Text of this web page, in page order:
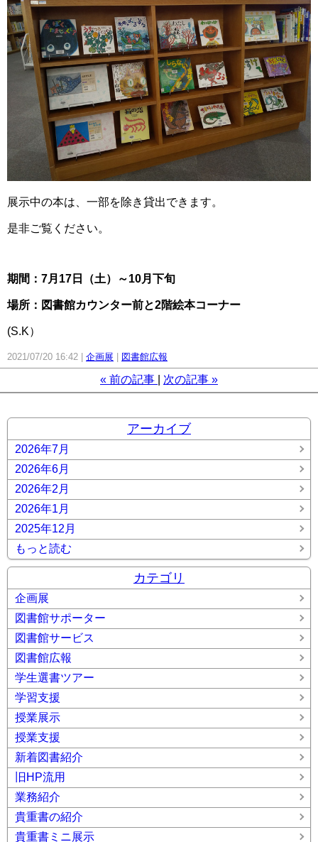
展示中の本は、一部を除き貸出できます。
是非ご覧ください。
期間：7月17日（土）～10月下旬
場所：図書館カウンター前と2階絵本コーナー
(S.K）
2021/07/20 16:42 企画展 図書館広報
« 前の記事 次の記事 »
アーカイブ
2026年7月
2026年6月
2026年2月
2026年1月
2025年12月
もっと読む
カテゴリ
企画展
図書館サポーター
図書館サービス
図書館広報
学生選書ツアー
学習支援
授業展示
授業支援
新着図書紹介
旧HP流用
業務紹介
貴重書の紹介
貴重書ミニ展示